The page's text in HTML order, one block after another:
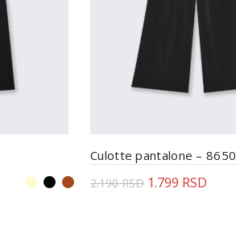
Culotte pantalone – 8650
2.190RSD 1.799 RSD